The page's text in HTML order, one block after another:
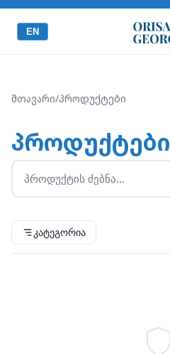
EN
მთავარი/პროდუქტები
პროდუქტები
კატეგორია